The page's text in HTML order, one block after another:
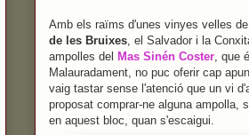
Amb els raïms d'unes vinyes velles
de les Bruixes, el Salvador i la
ampolles del Mas Sinén Coster, que
Malauradament, no puc oferir cap
vaig tastar sense l'atenció que un vi
proposat comprar-ne alguna ampolla,
en aquest bloc, quan s'escaigui.